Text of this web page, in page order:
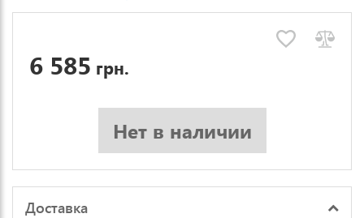
6 585 грн.
Нет в наличии
Доставка